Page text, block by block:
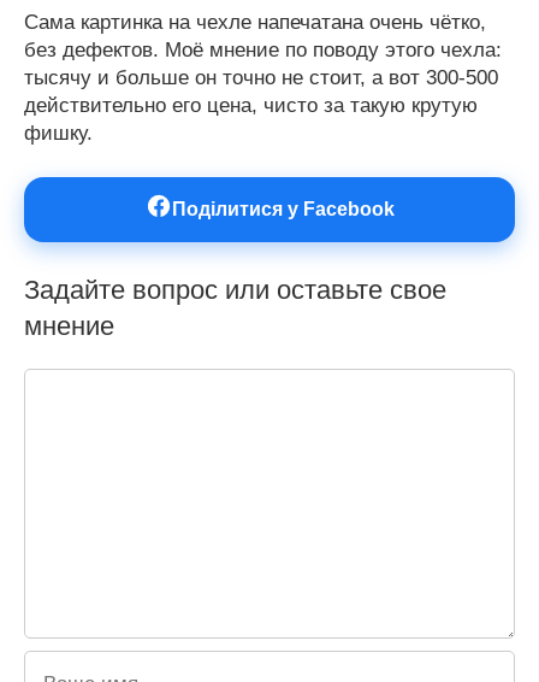
Сама картинка на чехле напечатана очень чётко,
без дефектов. Моё мнение по поводу этого чехла:
тысячу и больше он точно не стоит, а вот 300-500
действительно его цена, чисто за такую крутую
фишку.
Поділитися у Facebook
Задайте вопрос или оставьте свое
мнение